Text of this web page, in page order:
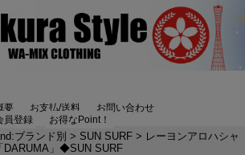
要 お支払/送料
お問い合わせ
員登録 お得なPoint！
ブランド別 > SUN SURF > レーヨンアロハシャ
DARUMA」◆SUN SURF